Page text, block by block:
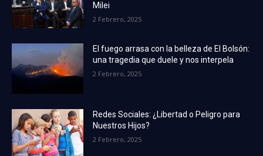
Milei
2 Febrero, 2025
El fuego arrasa con la belleza de El Bolsón:
una tragedia que duele y nos interpela
2 Febrero, 2025
Redes Sociales: ¿Libertad o Peligro para
Nuestros Hijos?
2 Febrero, 2025